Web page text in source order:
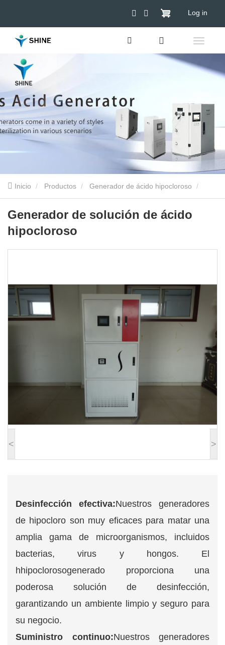
Log in
Inicio Productos Generador de ácido hipocloroso
Generador de solución de ácido hipocloroso
< >
Generador de solución de ácido
hipocloroso
Desinfección efectiva:Nuestros generadores
de hipocloro son muy eficaces para matar una
amplia gama de microorganismos, incluidos
bacterias, virus y hongos. El
hhipoclorosogenerado proporciona una
poderosa solución de desinfección,
garantizando un ambiente limpio y seguro para
su negocio.
Suministro continuo:Nuestros generadores